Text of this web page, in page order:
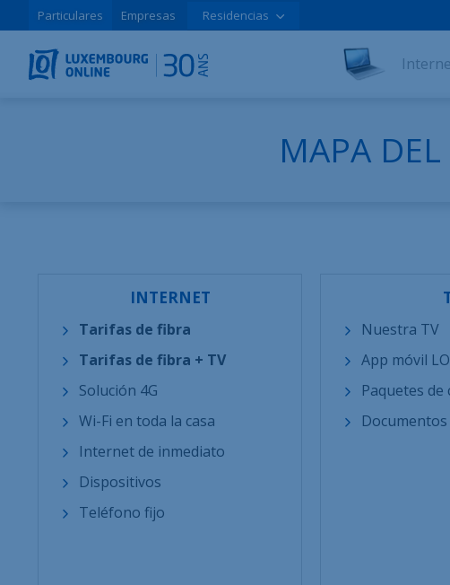
Particulares Empresas Residencias
MAPA
INTERNET
Tarifas de fibra
Tarifas de fibra + TV
Solución 4G
Wi-Fi en toda la casa
Internet de inmediato
Dispositivos
Teléfono fijo
Nuestra TV
App móvil
Paquetes de
Documentos